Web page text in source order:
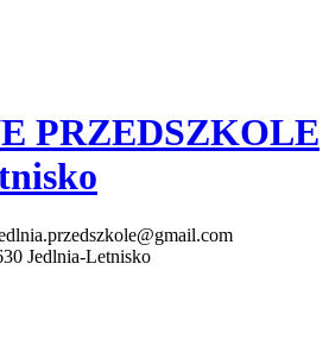
PRZEDSZKOLE
Jedlnia-Letnisko